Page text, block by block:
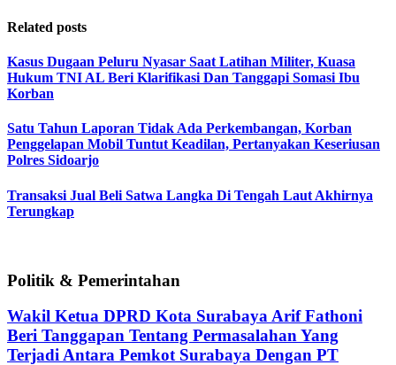
Related posts
Kasus Dugaan Peluru Nyasar Saat Latihan Militer, Kuasa
Hukum TNI AL Beri Klarifikasi Dan Tanggapi Somasi Ibu
Korban
Satu Tahun Laporan Tidak Ada Perkembangan, Korban
Penggelapan Mobil Tuntut Keadilan, Pertanyakan Keseriusan
Polres Sidoarjo
Transaksi Jual Beli Satwa Langka Di Tengah Laut Akhirnya
Terungkap
Politik & Pemerintahan
Wakil Ketua DPRD Kota Surabaya Arif Fathoni
Beri Tanggapan Tentang Permasalahan Yang
Terjadi Antara Pemkot Surabaya Dengan PT